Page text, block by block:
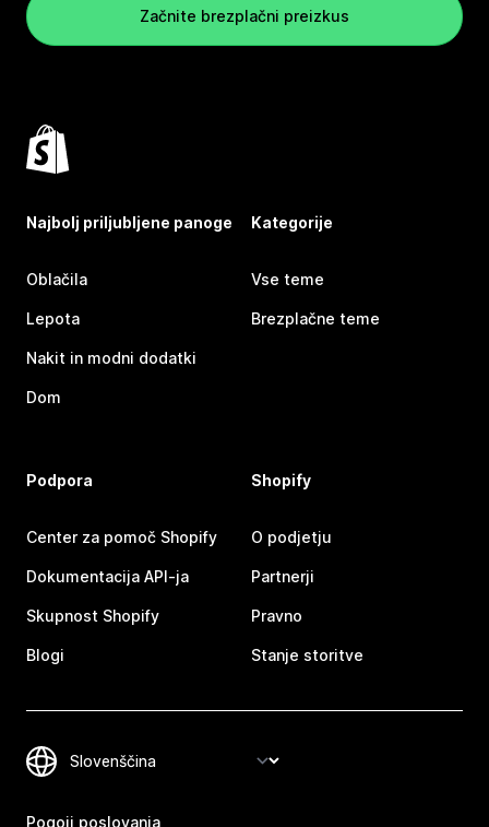
Začnite brezplačni preizkus
Najbolj priljubljene panoge
Oblačila
Lepota
Nakit in modni dodatki
Dom
Kategorije
Vse teme
Brezplačne teme
Podpora
Center za pomoč Shopify
Dokumentacija API-ja
Skupnost Shopify
Blogi
Shopify
O podjetju
Partnerji
Pravno
Stanje storitve
Pogoji poslovanja